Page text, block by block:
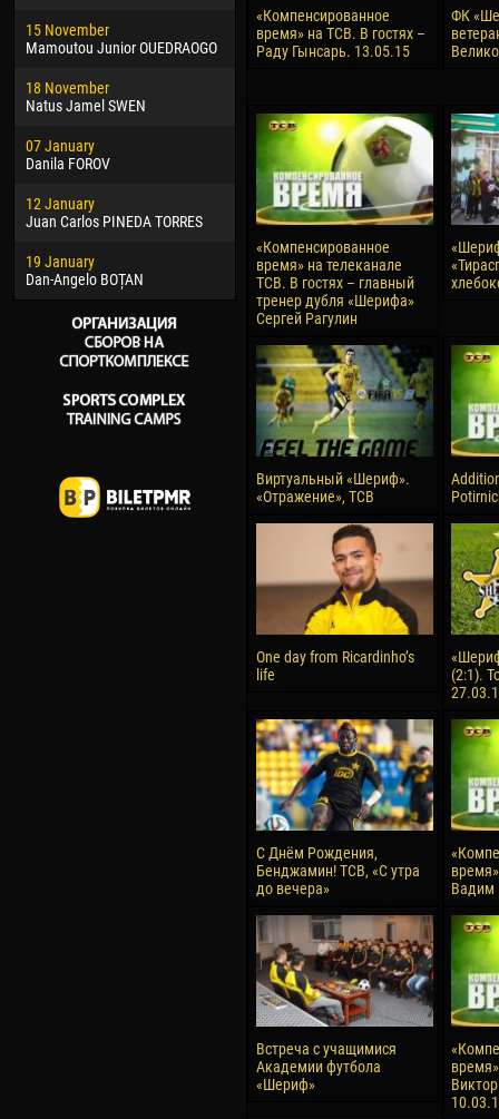
15 November
Mamoutou Junior OUEDRAOGO
18 November
Natus Jamel SWEN
07 January
Danila FOROV
12 January
Juan Carlos PINEDA TORRES
19 January
Dan-Angelo BOȚAN
09 March
Emmanuel AFETSE
22 March
Samba KONÉ
26 March
Vitor Hugo Morais de OLIVEIRA
28 March
Raí LOPES DE OLIVEIRA
15
28
10
15
Ivan
«Компенсированное
время» на ТСВ. В гостях –
Раду Гынсарь. 13.05.15
ФК
«Компенсированное
время» на телеканале
ТСВ. В гостях – главный
тренер дубля «Шерифа»
Сергей Рагулин
Виртуальный «Шериф».
«Отражение», ТСВ
One day from Ricardinho’s
life
(2:1).
С Днём Рождения,
Бенджамин! ТСВ, «С утра
до вечера»
Вадим
Встреча с учащимися
Академии футбола
«Шериф»